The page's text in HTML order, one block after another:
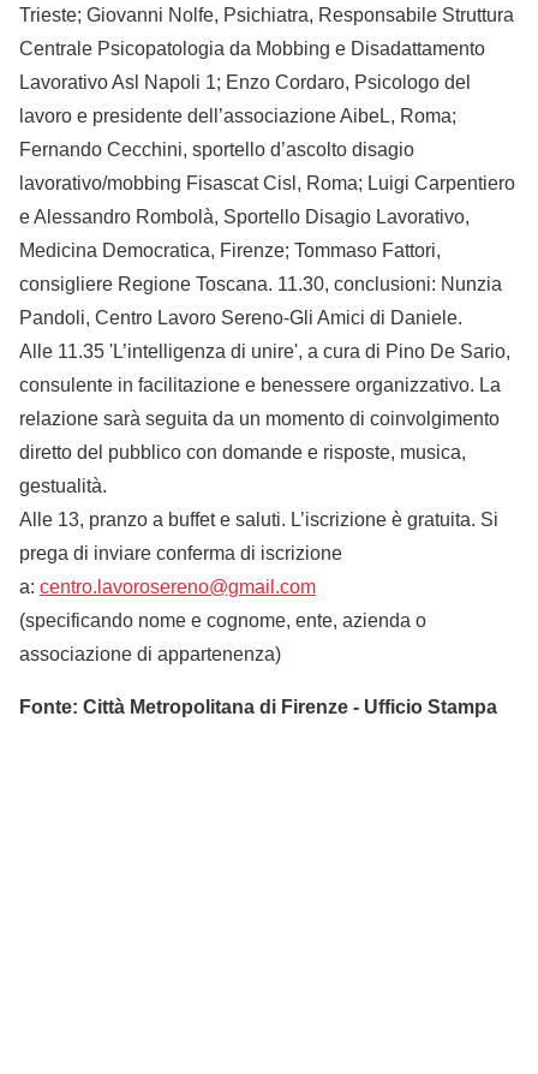
Trieste; Giovanni Nolfe, Psichiatra, Responsabile Struttura
Centrale Psicopatologia da Mobbing e Disadattamento
Lavorativo Asl Napoli 1; Enzo Cordaro, Psicologo del
lavoro e presidente dell’associazione AibeL, Roma;
Fernando Cecchini, sportello d’ascolto disagio
lavorativo/mobbing Fisascat Cisl, Roma; Luigi Carpentiero
e Alessandro Rombolà, Sportello Disagio Lavorativo,
Medicina Democratica, Firenze; Tommaso Fattori,
consigliere Regione Toscana. 11.30, conclusioni: Nunzia
Pandoli, Centro Lavoro Sereno-Gli Amici di Daniele.
Alle 11.35 'L’intelligenza di unire', a cura di Pino De Sario,
consulente in facilitazione e benessere organizzativo. La
relazione sarà seguita da un momento di coinvolgimento
diretto del pubblico con domande e risposte, musica,
gestualità.
Alle 13, pranzo a buffet e saluti. L’iscrizione è gratuita. Si
prega di inviare conferma di iscrizione
a: centro.lavorosereno@gmail.com
(specificando nome e cognome, ente, azienda o
associazione di appartenenza)
Fonte: Città Metropolitana di Firenze - Ufficio Stampa